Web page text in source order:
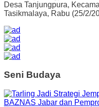
Desa Tanjungpura,
Tasikmalaya, Rabu (25/2/
Seni Budaya